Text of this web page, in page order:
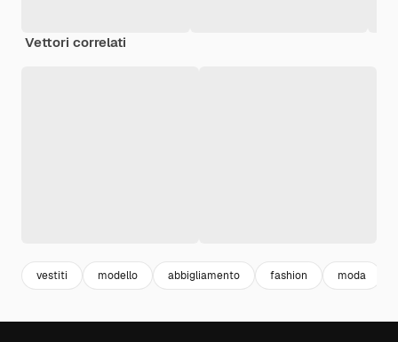
Vettori correlati
vestiti modello abbigliamento fashion moda